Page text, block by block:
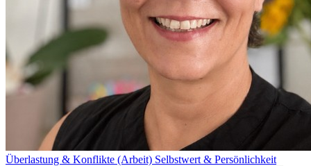
Überlastung & Konflikte (Arbeit) Selbstwert & Persönlichkeit